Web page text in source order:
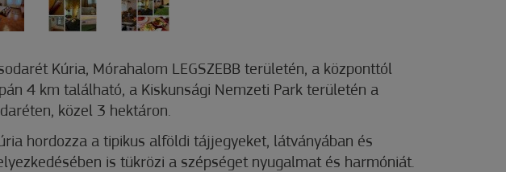
Kúria, Mórahalom LEGSZEBB területén, a központtól
4 km található, a Kiskunsági Nemzeti Park területén a
közel 3 hektáron.
hordozza a tipikus alföldi tájjegyeket, látványában és
is tükrözi a szépséget nyugalmat és harmóniát.